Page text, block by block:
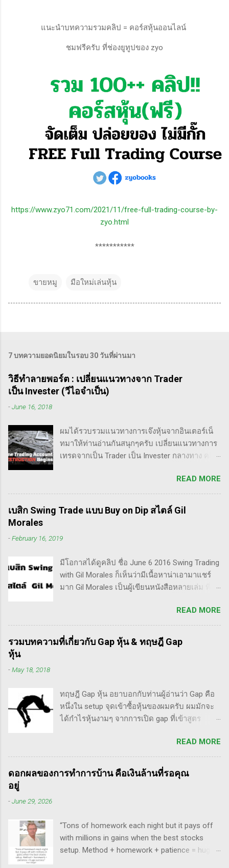
แนะนำบทความรวมคลิป = คอร์สหุ้นออนไลน์
ชมฟรีครับ ที่ช่องยูทูปของ zyo
https://www.zyo71.com/2021/11/free-full-trading-course-by-
zyo.html
***********
ขายหมู มือใหม่เล่นหุ้น
7 บทความยอดนิยมในรอบ 30 วันที่ผ่านมา
วิธีทำลายพอร์ต : เปลี่ยนแนวทางจาก Trader
เป็น Invester (วีไอจำเป็น)
-June 16, 2018
ผมได้รวบรวมแนวทางการเจ๊งหุ้นจากอินเตอร์เน็
ทมาให้ท่านอ่านกันสนุกๆครับ เปลี่ยนแนวทางการ
เทรดจากเป็น Trader เป็น Invester กลางทาง คลิป
เป็น Trader แล้วต่อมาก็เปลี่ยนใจอยากเป็น
Invester ไปซะงั้น เผื่อใครไม่เข้าใจ Trader คือ
ลักษณะการเทรดที่ ไม่ถือยาว ซื้อแล้วขายในระยะ
เวลาหนึ่ง ที่สำคัญความเป็นเทรดเดอร์คือ การ
ราคาร่วงถึง 10% ก็ต้องตัดขาดทุนตามระบบแล้ว
เขามองระยะยาว ไม่สนใจต่อความผันผวนของ
ราคาในระยะสั้น อย่างวอเรน บัฟเฟต์ บอกว่า "คุณ
ไม่ควรอยู่ในตลาดหุ้น นอกเสียจากจะสามารถนั่ง
ตระหนก" ดังนั้น invester นั้น จะไม่ตระหนกเมื่อ
ราคาหุ้นร่วงทำให้เขาต้องขาดทุนไปแค่ 10% เอง
แต่ trader ทนไม่ได้แล้ว ต้องทำอะไรสักอย่าง
แรกซื้อหุ้น เพราะต้องการเล่นแบบเทรดเดิ้ง คือ
ซื้อมาขายไปในกรอบเวลาหนึ...
READ MORE
เบสิก Swing Trade แบบ Buy on Dip สไตล์ Gil
Morales
-February 16, 2019
มีโอกาสได้ดูคลิป ชื่อ June 6 2016 Swing Trading
with Gil Morales ก็เห็นว่ามีเนื้อหาน่าเอามาแชร์
มาก Gil Morales เป็นผู้เขียนหนังสือหลายเล่ม ที่ดัๆ
นานก็คือชื่อ "Trade Like an O'Neil Disciple: How
We Made Over 18,000% in the Stock Market" ที่
เขียนร่วมกับ Dr.Chris Kacher อีกเล่มก็คือ In The
Trading Cockpit with the O'Neil Disciples:
Money Selling Stocks Short อีกด้วย ผมเองก็เคย
แปลงานของแกแบบมั่วๆ หลายเรื่องด้วยกันนะ
อาทิ - Voodoo - ทรงหุ้นซิ่ง ราคาย่อ วอลุ่มหาย -
ผมเป็นแฟนคลับของแกนั่นเองครับ ง่ายๆเลย ที่
ชอบเพราะเราต่างมีอาจารย์ร่วมกันก็คือ ปู่โอนีล,
ทวดลิเวอร์มอร์ และทวด Wyckoff นั่นเอง (คือผม
นี้นะ...
READ MORE
รวมบทความที่เกี่ยวกับ Gap หุ้น & ทฤษฎี Gap
หุ้น
-May 18, 2018
ทฤษฎี Gap หุ้น อยาบอกกับท่านผู้อ่านว่า Gap คือ
หนึ่งใน setup จุดเข้าซื้อหุ้นของผมครับ ผมมักจะ
ได้กำไรหุ้นงามๆ จากการเปิด gap ที่เข้าสูตร
ทำการบ้าน มันส่งสัญญาณซื้อ แบบเปิด gap ผมจะ
ชอบมาก แต่ถึงกระนั้น มันก็ไม่ได้เป๊ะทุกตัวนะ
ครับ มีล้มเหลวเกินครึ่ง เราต้องคอยคัดตัวที่ไม่ดี
ออก เหลือตัวเจ๋งๆ แรงๆ ให้มันวิ่งทำเงินให้เราไป
เมื่อเอามาใช้ร่วมกับวอลุ่ม ในคลิปนี้เธอจัดเต็ม
เรื่องของ gap ซึ่งถือว่าครบเครื่องเอามากๆ ทฤษฎี
gap ที่เกี่ยวข้องกับเวฟ มีดังนี้ Common gap ใน
READ MORE
ดอกผลของการทำการบ้าน คือเงินล้านที่รอคุณ
อยู่
-June 29, 2026
“Tons of homework each night but it pays off
with millions in gains when the best stocks
setup. Method + homework + patience = huge